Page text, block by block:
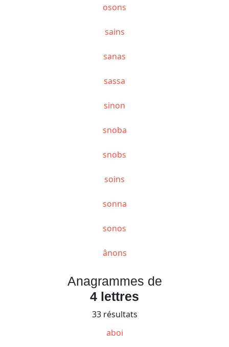
osons
sains
sanas
sassa
sinon
snoba
snobs
soins
sonna
sonos
ânons
Anagrammes de
4 lettres
33 résultats
aboi